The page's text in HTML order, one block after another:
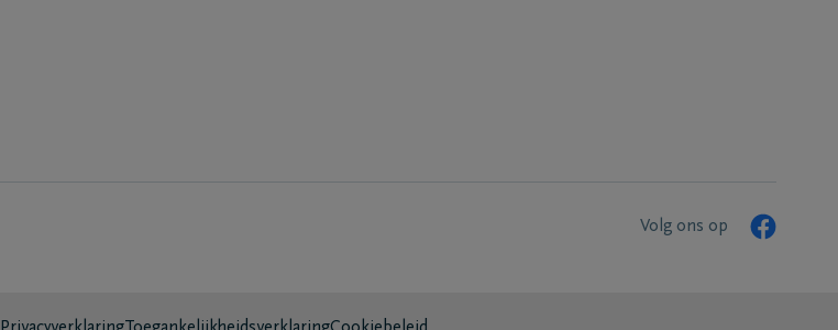
Volg ons op